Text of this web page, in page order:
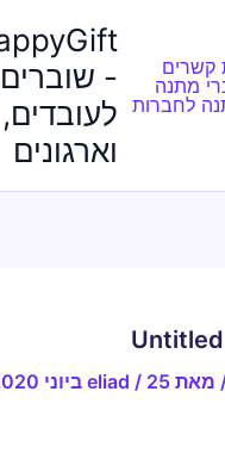
-
וארגונים
מאת eliad / 25 ביוני 2020